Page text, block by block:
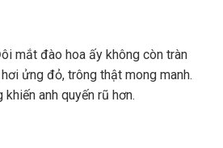
mắt đào hoa ấy không còn tràn
ửng đỏ, trông thật mong manh.
anh quyến rũ hơn.